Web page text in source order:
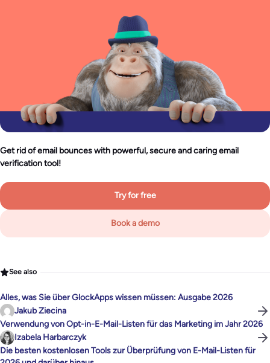
Get rid of email bounces with powerful, secure and caring email
verification tool!
Try for free
Book a demo
See also
Alles, was Sie über GlockApps wissen müssen: Ausgabe 2026
Jakub Ziecina
Verwendung von Opt-in-E-Mail-Listen für das Marketing im Jahr 2026
Izabela Harbarczyk
Die besten kostenlosen Tools zur Überprüfung von E-Mail-Listen für